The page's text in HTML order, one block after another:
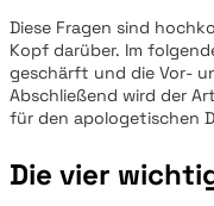
Diese Fragen sind
Kopf darüber. Im
geschärft und die Vor-
Abschließend wird der
für den apologetischen
Die vier